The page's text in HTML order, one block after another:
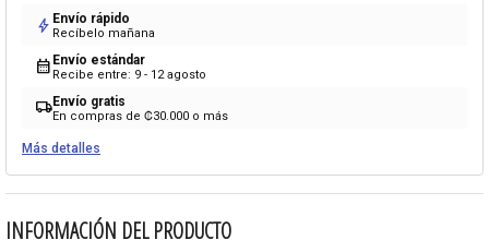
bolt Envío rápido
Recíbelo mañana
calendar_month Envío estándar
Recibe entre: 9 - 12 agosto
local_shippingEnvío gratis
En compras de ₡30.000 o más
Más detalles
INFORMACIÓN DEL PRODUCTO